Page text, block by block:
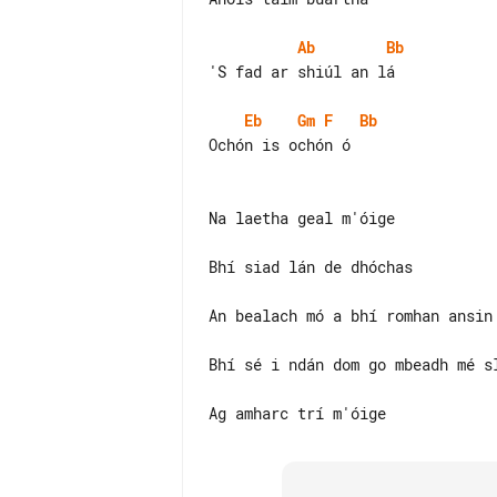
Ab
Bb
'S fad ar shiúl an lá
Eb Gm F
Bb
Ochón is ochón ó
Na laetha geal m'óige
Bhí siad lán de dhóchas
An bealach mó a bhí romhan ansin
Bhí sé i ndán dom go mbeadh mé